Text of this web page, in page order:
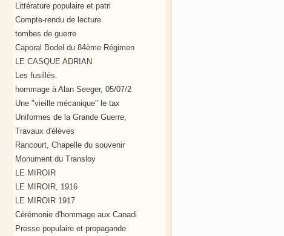
Littérature populaire et patri
Compte-rendu de lecture
tombes de guerre
Caporal Bodel du 84ème Régimen
LE CASQUE ADRIAN
Les fusillés.
hommage à Alan Seeger, 05/07/2
Une "vieille mécanique" le tax
Uniformes de la Grande Guerre,
Travaux d'élèves
Rancourt, Chapelle du souvenir
Monument du Transloy
LE MIROIR
LE MIROIR, 1916
LE MIROIR 1917
Cérémonie d'hommage aux Canadi
Presse populaire et propagande